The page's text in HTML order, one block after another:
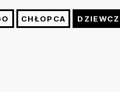
44
cm
48
cm
52
cm
56
3-5 sekund żelazkiem o temp.
CHŁOPCA